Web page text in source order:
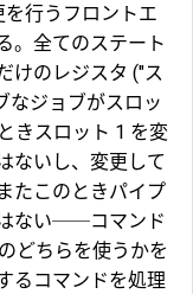
行うフロントエ
。全てのステート
けのレジスタ ("ス
なジョブがスロッ
きスロット 1 を変
ないし、変更して
たこのときパイプ
ない──コマンド
どちらを使うかを
るコマンドを処理